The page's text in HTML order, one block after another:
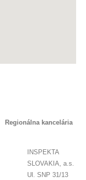
Regionálna kancelária
INSPEKTA
SLOVAKIA, a.s.
Ul. SNP 31/13